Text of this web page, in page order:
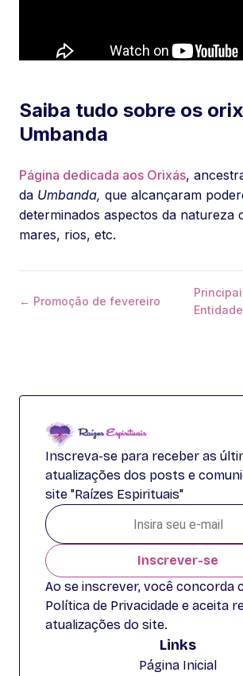
Saiba tudo sobre os
Umbanda
Página dedicada aos Orixás,
da Umbanda, que alcançaram
determinados aspectos da natureza
mares, rios, etc.
← Promoção de fevereiro
Inscreva-se para receber as
atualizações dos posts e
site "Raízes Espirituais"
Inscrever-se
Ao se inscrever, você concorda
Política de Privacidade e aceita
atualizações do site.
Links
Página Inicial